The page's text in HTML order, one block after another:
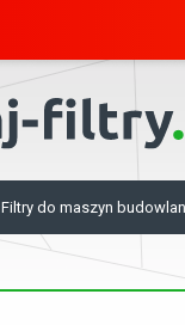
Filtry do maszyn